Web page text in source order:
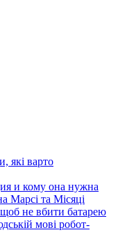
які варто
и кому она нужна
Марсі та Місяці
не вбити батарею
мові робот-